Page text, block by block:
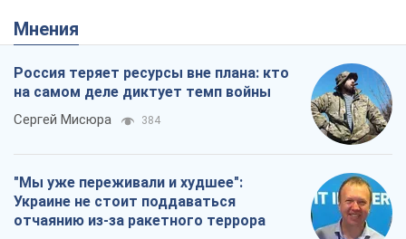
Мнения
Россия теряет ресурсы вне плана: кто
на самом деле диктует темп войны
Сергей Мисюра 384
"Мы уже переживали и худшее":
Украине не стоит поддаваться
отчаянию из-за ракетного террора